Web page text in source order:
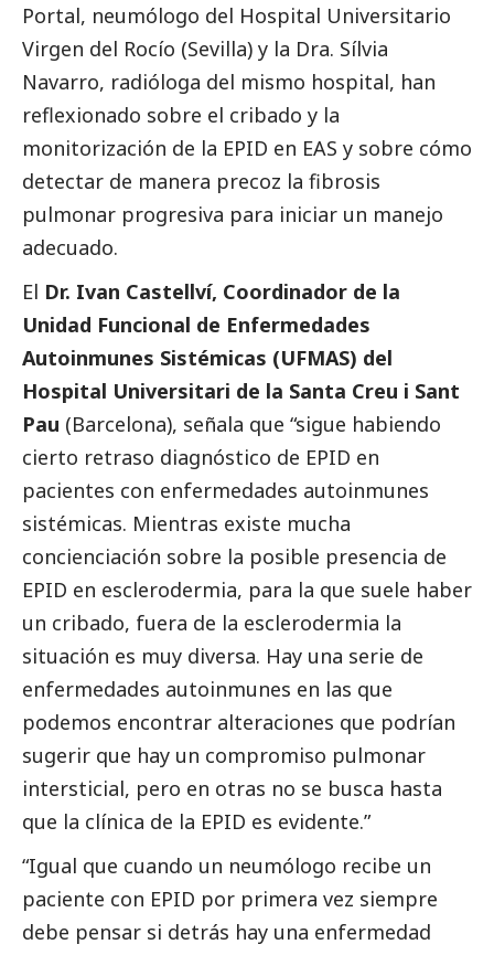
Portal, neumólogo del Hospital Universitario
Virgen del Rocío (Sevilla) y la Dra. Sílvia
Navarro, radióloga del mismo hospital, han
reflexionado sobre el cribado y la
monitorización de la EPID en EAS y sobre cómo
detectar de manera precoz la fibrosis
pulmonar progresiva para iniciar un manejo
adecuado.
El Dr. Ivan Castellví, Coordinador de la
Unidad Funcional de Enfermedades
Autoinmunes Sistémicas (UFMAS) del
Hospital Universitari de la Santa Creu i Sant
Pau (Barcelona), señala que “sigue habiendo
cierto retraso diagnóstico de EPID en
pacientes con enfermedades autoinmunes
sistémicas. Mientras existe mucha
concienciación sobre la posible presencia de
EPID en esclerodermia, para la que suele haber
un cribado, fuera de la esclerodermia la
situación es muy diversa. Hay una serie de
enfermedades autoinmunes en las que
podemos encontrar alteraciones que podrían
sugerir que hay un compromiso pulmonar
intersticial, pero en otras no se busca hasta
que la clínica de la EPID es evidente.”
“Igual que cuando un neumólogo recibe un
paciente con EPID por primera vez siempre
debe pensar si detrás hay una enfermedad